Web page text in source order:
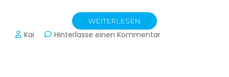
WEITERLESEN
Kai Hinterlasse einen Kommentarzu